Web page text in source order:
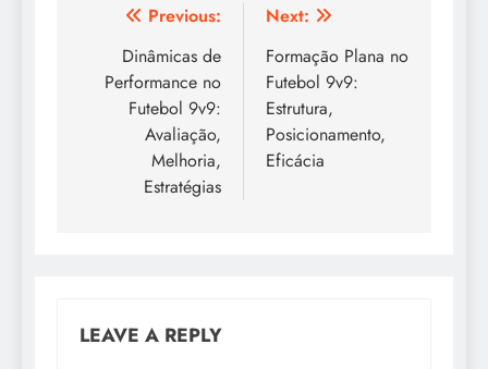
Post
navigation
Previous:
Dinâmicas de
Performance no
Futebol 9v9:
Avaliação,
Melhoria,
Estratégias
Next:
Formação Plana no
Futebol 9v9:
Estrutura,
Posicionamento,
Eficácia
LEAVE A REPLY